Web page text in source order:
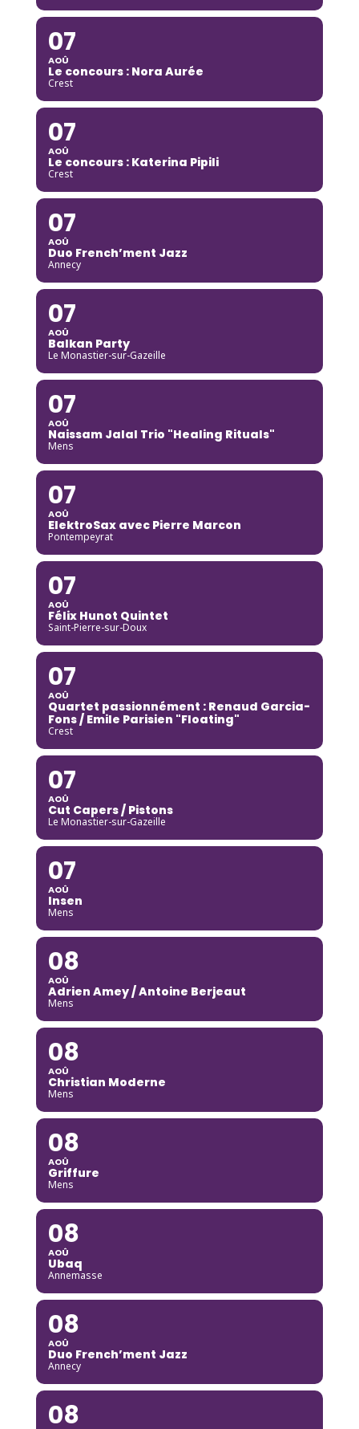
07
AOÛ
Le concours : Nora Aurée
Crest
07
AOÛ
Le concours : Katerina Pipili
Crest
07
AOÛ
Duo French’ment Jazz
Annecy
07
AOÛ
Balkan Party
Le Monastier-sur-Gazeille
07
AOÛ
Naissam Jalal Trio "Healing Rituals"
Mens
07
AOÛ
ElektroSax avec Pierre Marcon
Pontempeyrat
07
AOÛ
Félix Hunot Quintet
Saint-Pierre-sur-Doux
07
AOÛ
Quartet passionnément : Renaud Garcia-
Fons / Emile Parisien "Floating"
Crest
07
AOÛ
Cut Capers / Pistons
Le Monastier-sur-Gazeille
07
AOÛ
Insen
Mens
08
AOÛ
Adrien Amey / Antoine Berjeaut
Mens
08
AOÛ
Christian Moderne
Mens
08
AOÛ
Griffure
Mens
08
AOÛ
Ubaq
Annemasse
08
AOÛ
Duo French’ment Jazz
Annecy
08